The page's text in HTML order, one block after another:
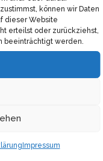
können wir Daten
dieser Website
erteilst oder zurückziehst,
beeinträchtigt werden.
Impressum
vielseitigen
Beutel aus
und Qualität
zum Schutz
MARKET
sicher sein kannst,